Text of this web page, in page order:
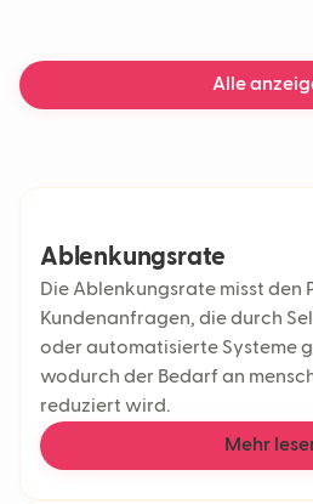
Alle
Ablenkungsrate
Die Ablenkungsrate misst den
Kundenanfragen, die durch
oder automatisierte Systeme
wodurch der Bedarf an
reduziert wird.
Mehr